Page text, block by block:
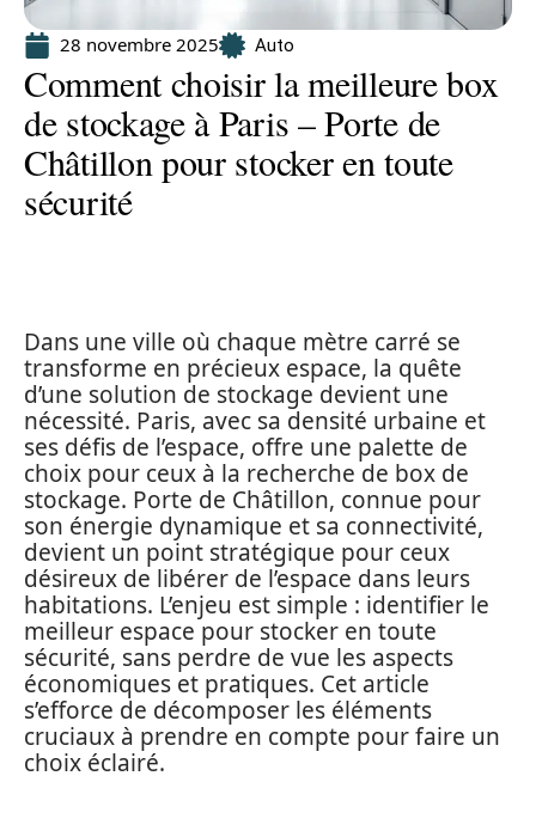
28 novembre 2025 Auto
Comment choisir la meilleure box
de stockage à Paris – Porte de
Châtillon pour stocker en toute
sécurité
Dans une ville où chaque mètre carré se
transforme en précieux espace, la quête
d’une solution de stockage devient une
nécessité. Paris, avec sa densité urbaine et
ses défis de l’espace, offre une palette de
choix pour ceux à la recherche de box de
stockage. Porte de Châtillon, connue pour
son énergie dynamique et sa connectivité,
devient un point stratégique pour ceux
désireux de libérer de l’espace dans leurs
habitations. L’enjeu est simple : identifier le
meilleur espace pour stocker en toute
sécurité, sans perdre de vue les aspects
économiques et pratiques. Cet article
s’efforce de décomposer les éléments
cruciaux à prendre en compte pour faire un
choix éclairé.